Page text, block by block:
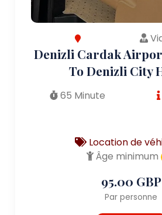
Denizli Cardak
To Denizli City
65 Minute
Location de
Âge minimum
95.00 GBP
Par personne